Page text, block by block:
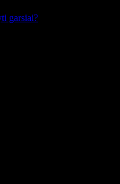
garsiai?